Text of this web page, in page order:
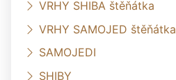
VRHY SHIBA štěňátka
VRHY SAMOJED štěňátka
SAMOJEDI
SHIBY